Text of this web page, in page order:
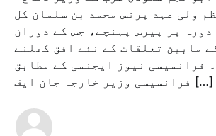
ولی عہد پرنس محمد بن سلمان کل
روزہ دورہ پر پیرس پہنچے، جس کے دوران
مابین تعلقات کے نئے افق کھلنے
فرانسیسی نیوز ایجنسی کے مطابق
فرانسیسی وزیر خارجہ جان ایف […]